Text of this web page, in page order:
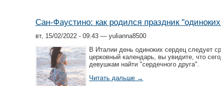
Сан-Фаустино: как родился праздник
вт, 15/02/2022 - 09:43 — yulianna8500
В Италии день одиноких сердец следует
церковный календарь, вы увидите, что
девушкам найти "сердечного друга".
Читать дальше →